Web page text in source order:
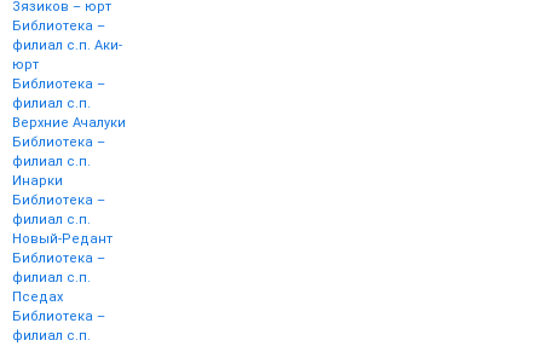
Зязиков – юрт
Библиотека –
филиал с.п. Аки-
юрт
Библиотека –
филиал с.п.
Верхние Ачалуки
Библиотека –
филиал с.п.
Инарки
Библиотека –
филиал с.п.
Новый-Редант
Библиотека –
филиал с.п.
Пседах
Библиотека –
филиал с.п.